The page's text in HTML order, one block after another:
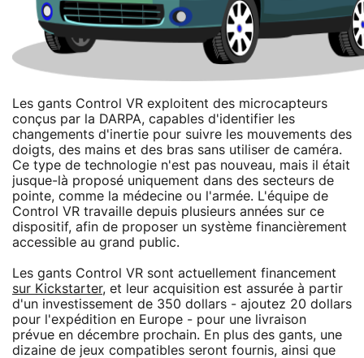
Les gants Control VR exploitent des microcapteurs
conçus par la DARPA, capables d'identifier les
changements d'inertie pour suivre les mouvements des
doigts, des mains et des bras sans utiliser de caméra.
Ce type de technologie n'est pas nouveau, mais il était
jusque-là proposé uniquement dans des secteurs de
pointe, comme la médecine ou l'armée. L'équipe de
Control VR travaille depuis plusieurs années sur ce
dispositif, afin de proposer un système financièrement
accessible au grand public.
Les gants Control VR sont actuellement financement
sur Kickstarter, et leur acquisition est assurée à partir
d'un investissement de 350 dollars - ajoutez 20 dollars
pour l'expédition en Europe - pour une livraison
prévue en décembre prochain. En plus des gants, une
dizaine de jeux compatibles seront fournis, ainsi que